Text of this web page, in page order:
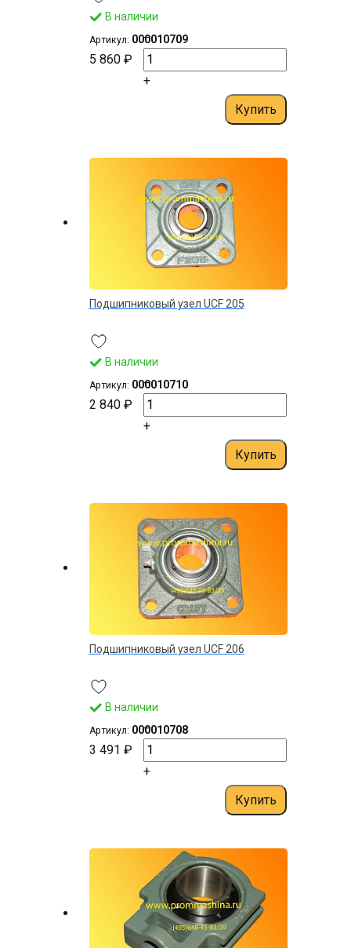
В наличии
Артикул: 000010709
5 860 ₽
–
+
Купить
Подшипниковый узел UСF 205
В наличии
Артикул: 000010710
2 840 ₽
–
+
Купить
Подшипниковый узел UCF 206
В наличии
Артикул: 000010708
3 491 ₽
–
+
Купить